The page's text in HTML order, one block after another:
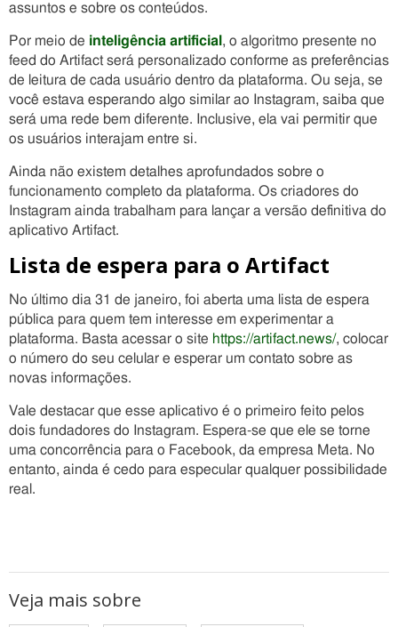
assuntos e sobre os conteúdos.
Por meio de inteligência artificial , o algoritmo presente no
feed do Artifact será personalizado conforme as preferências
de leitura de cada usuário dentro da plataforma. Ou seja, se
você estava esperando algo similar ao Instagram, saiba que
será uma rede bem diferente. Inclusive, ela vai permitir que
os usuários interajam entre si.
Ainda não existem detalhes aprofundados sobre o
funcionamento completo da plataforma. Os criadores do
Instagram ainda trabalham para lançar a versão definitiva do
aplicativo Artifact.
Lista de espera para o Artifact
No último dia 31 de janeiro, foi aberta uma lista de espera
pública para quem tem interesse em experimentar a
plataforma. Basta acessar o site https://artifact.news/, colocar
o número do seu celular e esperar um contato sobre as
novas informações.
Vale destacar que esse aplicativo é o primeiro feito pelos
dois fundadores do Instagram. Espera-se que ele se torne
uma concorrência para o Facebook, da empresa Meta. No
entanto, ainda é cedo para especular qualquer possibilidade
real.
Veja mais sobre